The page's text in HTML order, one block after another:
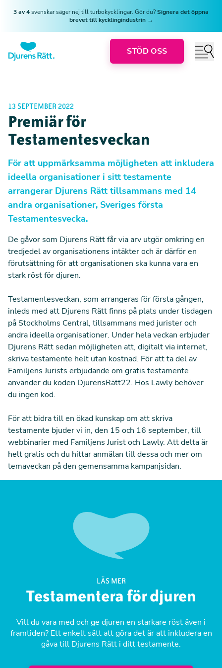
3 av 4svenskar säger nej till turbokycklingar. Gör du?Signera det öppna
brevet till kycklingindustrin →
STÖD OSS
13 SEPTEMBER 2022
Premiär för
Testamentesveckan
För att uppmärksamma möjligheten att inkludera
ideella organisationer i sitt testamente
arrangerar Djurens Rätt tillsammans med 14
andra organisationer, Sveriges första
Testamentesvecka.
De gåvor som Djurens Rätt får via arv utgör omkring en
tredjedel av organisationens intäkter och är därför en
förutsättning för att organisationen ska kunna vara en
stark röst för djuren.
Testamentesveckan, som arrangeras för första gången,
inleds med att Djurens Rätt finns på plats under tisdagen
på Stockholms Central, tillsammans med jurister och
andra ideella organisationer. Under hela veckan erbjuder
Djurens Rätt sedan möjligheten att, digitalt via internet,
skriva testamente helt utan kostnad. För att ta del av
Familjens Jurists erbjudande om gratis testamente
använder du koden DjurensRätt22. Hos Lawly behöver
du ingen kod.
För att bidra till en ökad kunskap om att skriva
testamente bjuder vi in, den 15 och 16 september, till
webbinarier med Familjens Jurist och Lawly. Att delta är
helt gratis och du hittar anmälan till dessa och mer om
temaveckan på den gemensamma kampanjsidan.
LÄS MER
Testamentera för djuren
Vill du vara med och ge djuren en starkare röst även i
framtiden? Ett enkelt sätt att göra det är att inkludera en
gåva till Djurens Rätt i ditt testamente.